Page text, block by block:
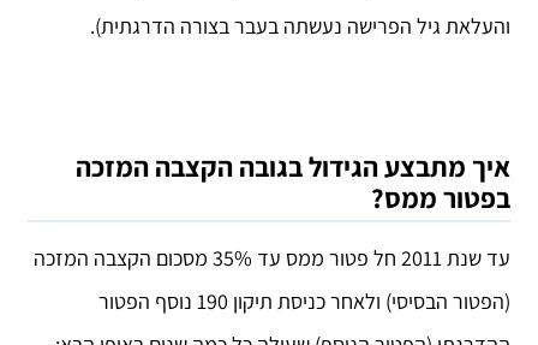
והעלאת גיל הפרישה נעשתה בעבר בצורה הדרגתית).
איך מתבצע הגידול בגובה הקצבה המזכה
בפטור ממס?
עד שנת 2011 חל פטור ממס עד 35% מסכום הקצבה המזכה
(הפטור הבסיסי) ולאחר כניסת תיקון 190 נוסף הפטור